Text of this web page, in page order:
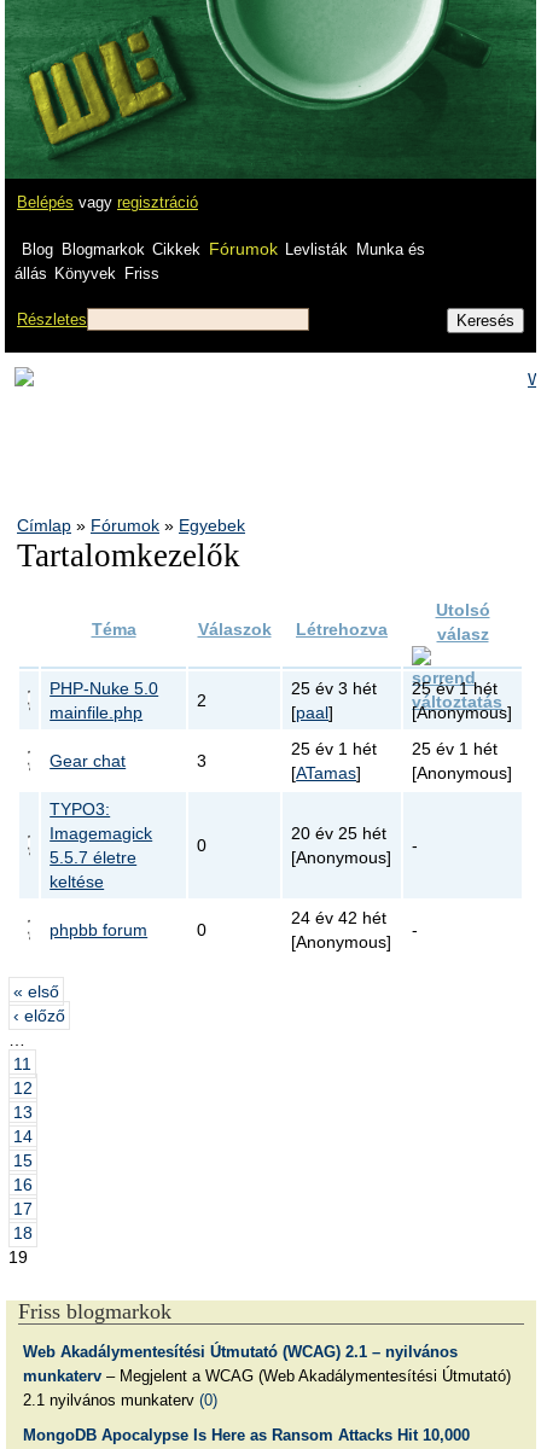
Belépés vagy regisztráció
Blog Blogmarkok Cikkek Fórumok Levlisták
Munka és
állás Könyvek Friss
Részletes
Címlap » Fórumok » Egyebek
Tartalomkezelők
Téma Válaszok Létrehozva
Utolsó
válasz
PHP-Nuke 5.0
mainfile.php
2
25 év 3 hét
[paal]
25 év 1 hét
[Anonymous]
Gear chat 3
25 év 1 hét
[ATamas]
25 év 1 hét
[Anonymous]
TYPO3:
Imagemagick
5.5.7 életre
keltése
0
20 év 25 hét
[Anonymous]
-
phpbb forum 0
24 év 42 hét
[Anonymous]
-
« első
‹ előző
11
12
13
14
15
16
17
18
19
Friss blogmarkok
Web Akadálymentesítési Útmutató (WCAG) 2.1 – nyilvános
munkaterv– Megjelent a WCAG (Web Akadálymentesítési Útmutató)
2.1 nyilvános munkaterv (0)
MongoDB Apocalypse Is Here as Ransom Attacks Hit 10,000